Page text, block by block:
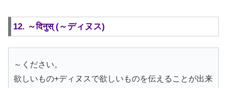
12. ～दिनुस् (～ディヌス)
～ください。
欲しいもの+ディヌスで欲しいものを伝えることが出来